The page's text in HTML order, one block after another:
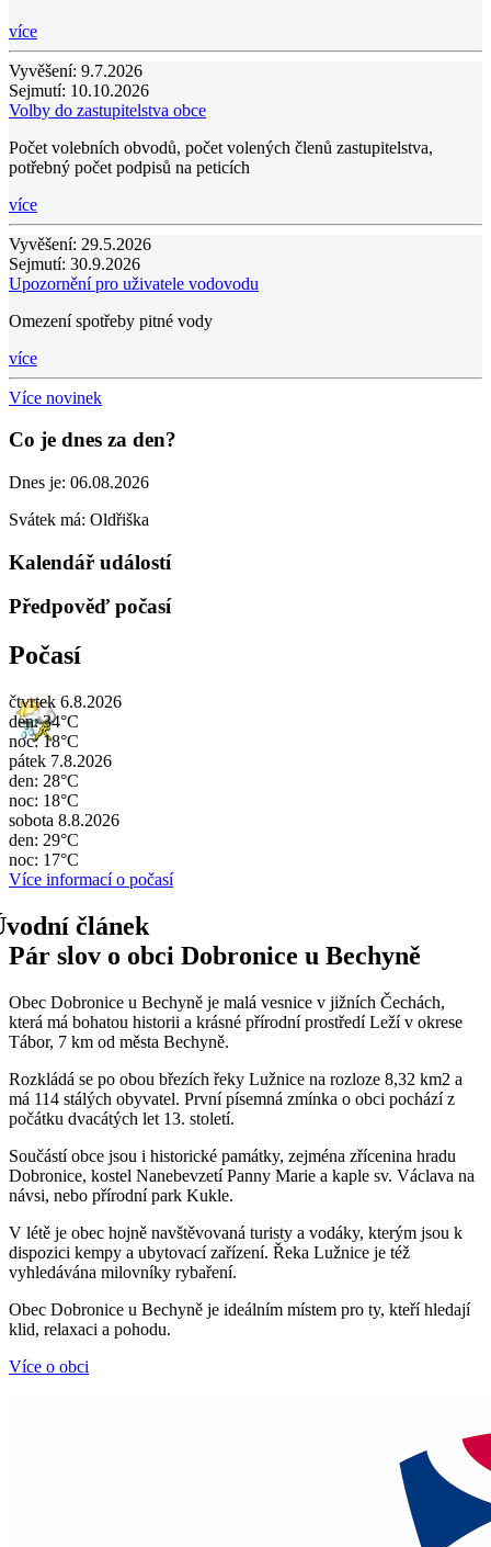
více
Vyvěšení: 9.7.2026
Sejmutí: 10.10.2026
Volby do zastupitelstva obce
Počet volebních obvodů, počet volených členů zastupitelstva,
potřebný počet podpisů na peticích
více
Vyvěšení: 29.5.2026
Sejmutí: 30.9.2026
Upozornění pro uživatele vodovodu
Omezení spotřeby pitné vody
více
Více novinek
Co je dnes za den?
Dnes je: 06.08.2026
Svátek má: Oldřiška
Kalendář událostí
Předpověď počasí
Počasí
čtvrtek 6.8.2026
den: 34°C
noc: 18°C
pátek 7.8.2026
den: 28°C
noc: 18°C
sobota 8.8.2026
den: 29°C
noc: 17°C
Více informací o počasí
Pár slov o obci Dobronice u Bechyně
Obec Dobronice u Bechyně je malá vesnice v jižních Čechách,
která má bohatou historii a krásné přírodní prostředí Leží v okrese
Tábor, 7 km od města Bechyně.
Rozkládá se po obou březích řeky Lužnice na rozloze 8,32 km2 a
má 114 stálých obyvatel. První písemná zmínka o obci pochází z
počátku dvacátých let 13. století.
Součástí obce jsou i historické památky, zejména zřícenina hradu
Dobronice, kostel Nanebevzetí Panny Marie a kaple sv. Václava na
návsi, nebo přírodní park Kukle.
V létě je obec hojně navštěvovaná turisty a vodáky, kterým jsou k
dispozici kempy a ubytovací zařízení. Řeka Lužnice je též
vyhledávána milovníky rybaření.
Obec Dobronice u Bechyně je ideálním místem pro ty, kteří hledají
klid, relaxaci a pohodu.
Více o obci